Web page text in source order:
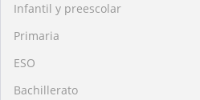
Infantil y preescolar
Primaria
ESO
Bachillerato